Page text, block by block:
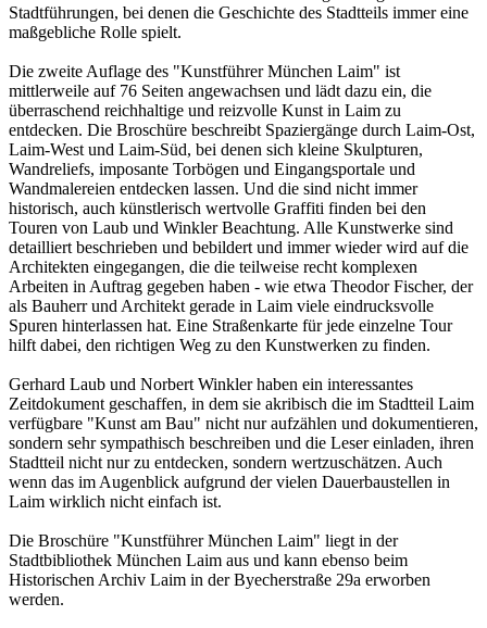
Stadtführungen, bei denen die Geschichte des Stadtteils immer eine
maßgebliche Rolle spielt.
Die zweite Auflage des "Kunstführer München Laim" ist
mittlerweile auf 76 Seiten angewachsen und lädt dazu ein, die
überraschend reichhaltige und reizvolle Kunst in Laim zu
entdecken. Die Broschüre beschreibt Spaziergänge durch Laim-Ost,
Laim-West und Laim-Süd, bei denen sich kleine Skulpturen,
Wandreliefs, imposante Torbögen und Eingangsportale und
Wandmalereien entdecken lassen. Und die sind nicht immer
historisch, auch künstlerisch wertvolle Graffiti finden bei den
Touren von Laub und Winkler Beachtung. Alle Kunstwerke sind
detailliert beschrieben und bebildert und immer wieder wird auf die
Architekten eingegangen, die die teilweise recht komplexen
Arbeiten in Auftrag gegeben haben - wie etwa Theodor Fischer, der
als Bauherr und Architekt gerade in Laim viele eindrucksvolle
Spuren hinterlassen hat. Eine Straßenkarte für jede einzelne Tour
hilft dabei, den richtigen Weg zu den Kunstwerken zu finden.
Gerhard Laub und Norbert Winkler haben ein interessantes
Zeitdokument geschaffen, in dem sie akribisch die im Stadtteil Laim
verfügbare "Kunst am Bau" nicht nur aufzählen und dokumentieren,
sondern sehr sympathisch beschreiben und die Leser einladen, ihren
Stadtteil nicht nur zu entdecken, sondern wertzuschätzen. Auch
wenn das im Augenblick aufgrund der vielen Dauerbaustellen in
Laim wirklich nicht einfach ist.
Die Broschüre "Kunstführer München Laim" liegt in der
Stadtbibliothek München Laim aus und kann ebenso beim
Historischen Archiv Laim in der Byecherstraße 29a erworben
werden.